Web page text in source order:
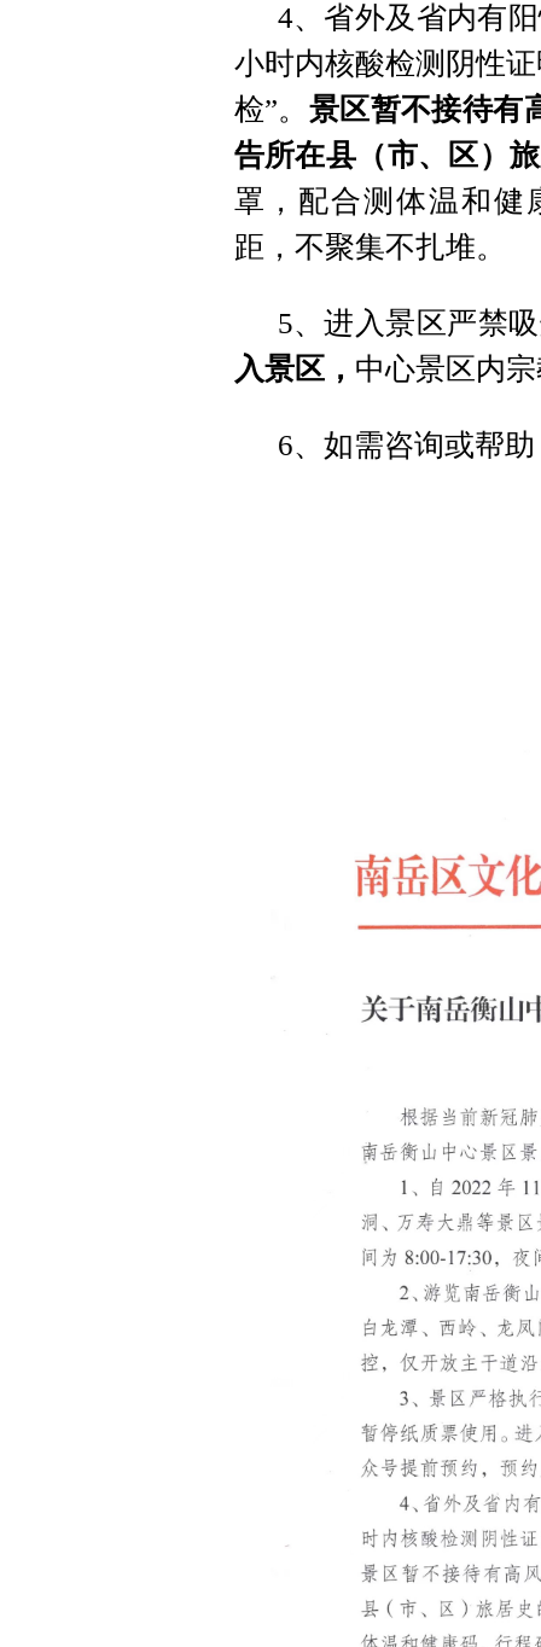
4、省外及省内有
小时内核酸检测阴性
检”。 景区暂不接待有
告所在县（市、区）
罩，配合测体温和健
距，不聚集不扎堆。
5、进入景区严禁
入景区， 中心景区内
6、如需咨询或帮